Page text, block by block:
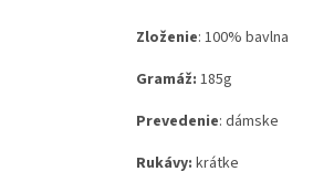
Zloženie: 100% bavlna
Gramáž: 185g
Prevedenie: dámske
Rukávy: krátke